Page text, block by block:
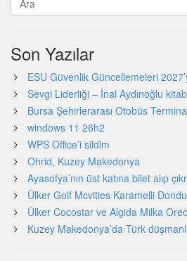
Son Yazılar
ESU Güvenlik Güncellemeleri
Sevgi Liderliği – İnal Aydınoğlu
Bursa Şehirlerarası Otobüs
windows 11 26h2
WPS Office’i sildim
Ohrid, Kuzey Makedonya
Ayasofya’nın üst katına bilet alıp
Ülker Golf Mcvities Karamelli
Ülker Cocostar ve Algida Milka
Kuzey Makedonya’da Türk